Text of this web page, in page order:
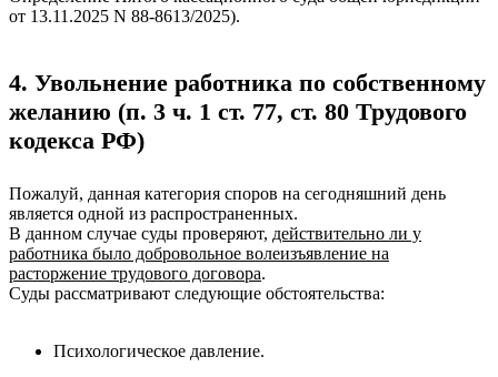
от 13.11.2025 N 88-8613/2025).
4. Увольнение работника по собственному
желанию (п. 3 ч. 1 ст. 77, ст. 80 Трудового
кодекса РФ)
Пожалуй, данная категория споров на сегодняшний день
является одной из распространенных.
В данном случае суды проверяют, действительно ли у
работника было добровольное волеизъявление на
расторжение трудового договора.
Суды рассматривают следующие обстоятельства:
Психологическое давление.